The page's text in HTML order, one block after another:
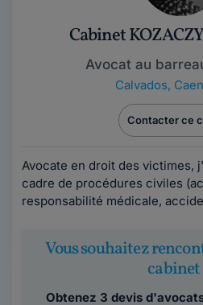
Cabinet
Avocat au
Calvados,
Contacter ce
Avocate en droit des victimes,
cadre de procédures civiles
responsabilité médicale,
Vous souhaitez
Obtenez 3 devis